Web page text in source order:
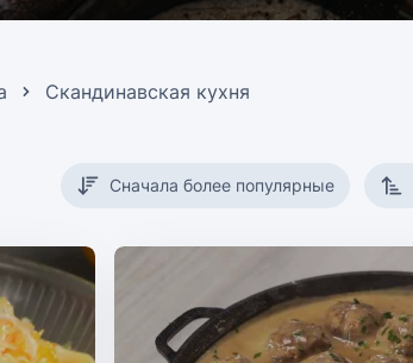
Скандинавская кухня
Сначала более популярные